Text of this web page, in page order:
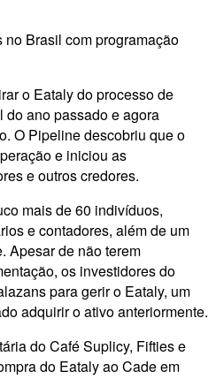
o Eataly do processo de
ano passado e agora
O Pipeline descobriu que o
e iniciou as
e outros credores.
mais de 60 indivíduos,
e contadores, além de um
Apesar de não terem
os investidores do
para gerir o Eataly, um
adquirir o ativo anteriormente.
do Café Suplicy, Fifties e
do Eataly ao Cade em